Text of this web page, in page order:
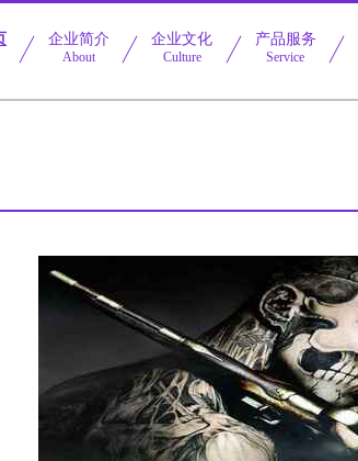
企业简介
About
企业文化
Culture
产品服务
Service